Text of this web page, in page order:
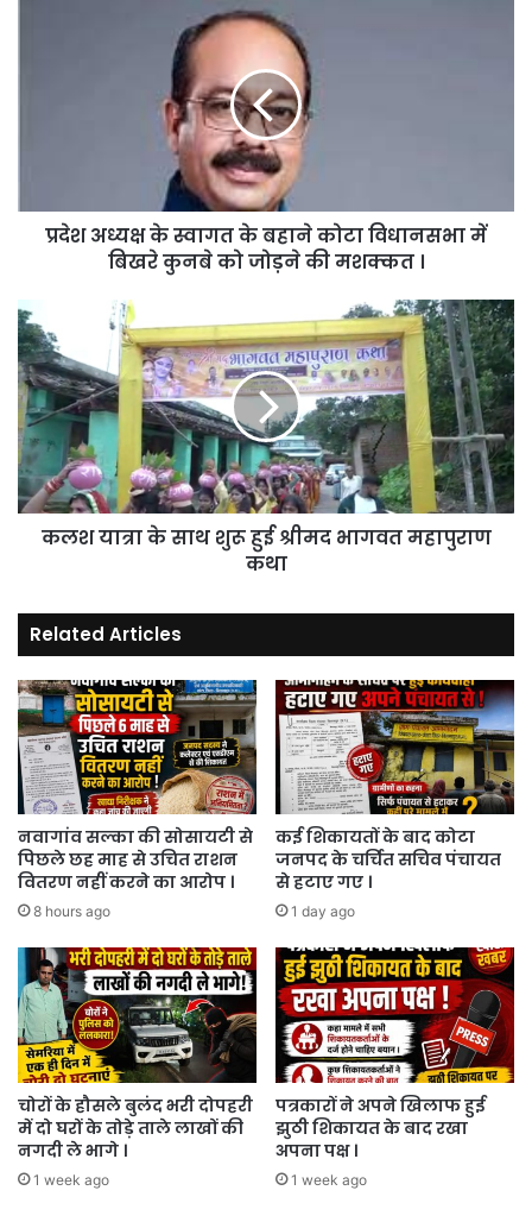
में
बिखरे
जोड़ने
की
मशक्कत
।
प्रदेश अध्यक्ष के स्वागत के बहाने कोटा विधानसभा में
बिखरे कुनबे को जोड़ने की मशक्कत ।
कलश
यात्रा
के
साथ
शुरू
हुई
श्रीमद
भागवत
महापुराण
कथाकलश यात्रा के साथ शुरू हुई श्रीमद भागवत महापुराण
कथा
Related Articles
नवागांव सल्का की सोसायटी से
पिछले छह माह से उचित राशन
वितरण नहीं करने का आरोप ।
8 hours ago
कई शिकायतों के बाद कोटा
जनपद के चर्चित सचिव पंचायत
से हटाए गए ।
1 day ago
चोरों के हौसले बुलंद भरी दोपहरी
में दो घरों के तोड़े ताले लाखों की
नगदी ले भागे ।
1 week ago
पत्रकारों ने अपने खिलाफ हुई
झुठी शिकायत के बाद रखा
अपना पक्ष ।
1 week ago